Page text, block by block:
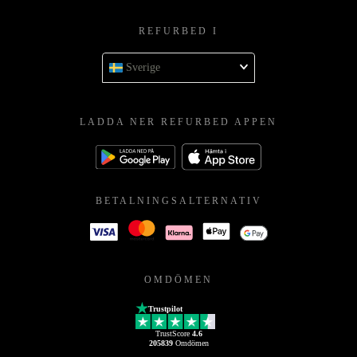
REFURBED I
Sverige
LADDA NER REFURBED APPEN
BETALNINGSALTERNATIV
OMDÖMEN
Trustpilot
TrustScore 4.6
205839Omdömen